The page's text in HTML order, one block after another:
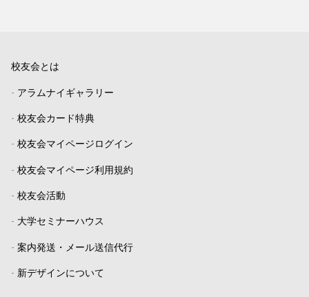
校友会とは
- アラムナイギャラリー
- 校友会カード特典
- 校友会マイページログイン
- 校友会マイページ利用規約
- 校友会活動
- 大学セミナーハウス
- 案内発送・メール送信代行
- 新デザインについて